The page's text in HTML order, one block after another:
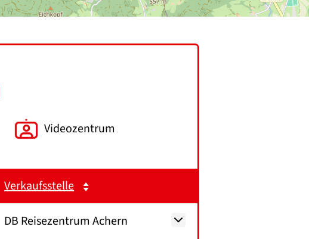
Videozentrum
Verkaufsstelle
DB Reisezentrum Achern